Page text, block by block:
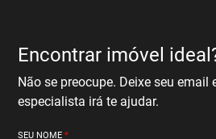
Encontrar imóvel
Não se preocupe. Deixe seu email
especialista irá te ajudar.
SEU NOME*